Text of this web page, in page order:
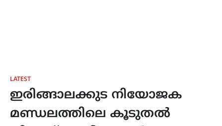
LATEST
ഇരിങ്ങാലക്കുട നിയോജക
മണ്ഡലത്തിലെ കൂടുതൽ